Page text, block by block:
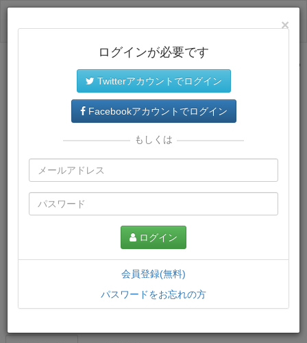
サイトトップに戻る
プレミアム会員では、教材がダウンロードでき、快適な動画
再生環境が提供されます。
×
ログインが必要です
Twitterアカウントでログイン
Facebookアカウントでログイン
もしくは
ログイン
会員登録(無料)
パスワードをお忘れの方